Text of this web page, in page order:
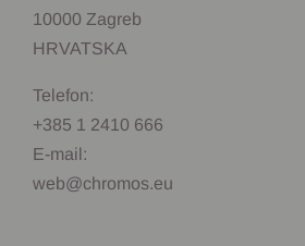
10000 Zagreb
HRVATSKA
Telefon:
+385 1 2410 666
E-mail:
web@chromos.eu